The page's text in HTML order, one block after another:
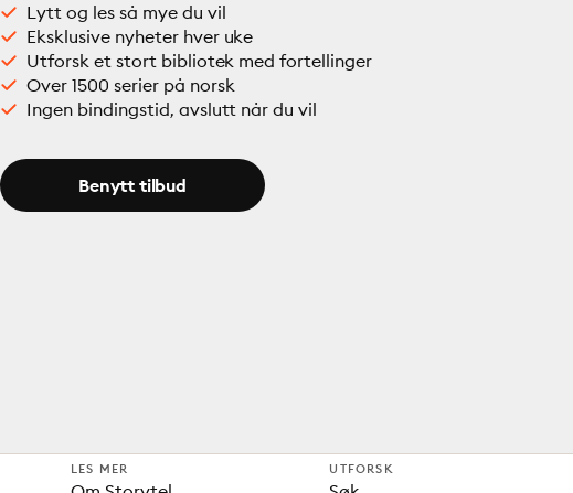
Lytt og les så mye du vil
Eksklusive nyheter hver uke
Utforsk et stort bibliotek med fortellinger
Over 1500 serier på norsk
Ingen bindingstid, avslutt når du vil
Benytt tilbud
LES MER UTFORSK